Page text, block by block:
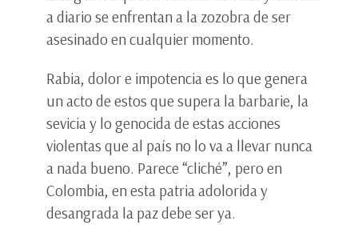
a diario se enfrentan a la zozobra de ser
asesinado en cualquier momento.
Rabia, dolor e impotencia es lo que genera
un acto de estos que supera la barbarie, la
sevicia y lo genocida de estas acciones
violentas que al país no lo va a llevar nunca
a nada bueno. Parece “cliché”, pero en
Colombia, en esta patria adolorida y
desangrada la paz debe ser ya.